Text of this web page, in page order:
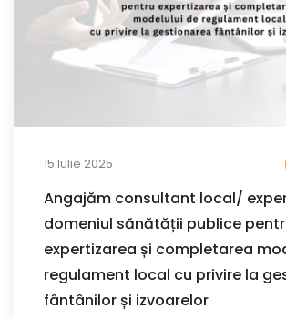
15 Iulie 2025
Angajăm consultant local/
domeniul sănătății publice
expertizarea și completarea
regulament local cu privire la
fântânilor și izvoarelor